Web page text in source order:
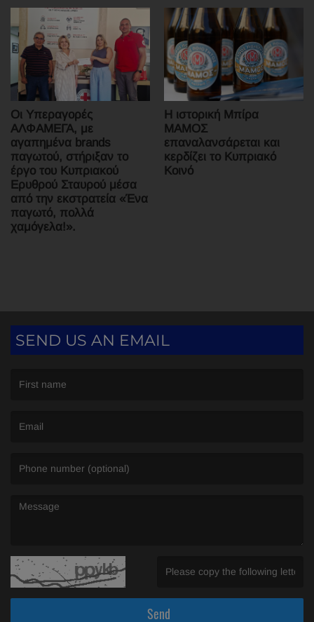
Οι Υπεραγορές
ΑΛΦΑΜΕΓΑ, με
αγαπημένα brands
παγωτού, στήριξαν το
έργο του Κυπριακού
Ερυθρού Σταυρού μέσα
από την εκστρατεία «Ένα
παγωτό, πολλά
χαμόγελα!».
Η ιστορική Μπίρα
ΜΑΜΟΣ
επαναλανσάρεται και
κερδίζει το Κυπριακό
Κοινό
SEND US AN EMAIL
Send